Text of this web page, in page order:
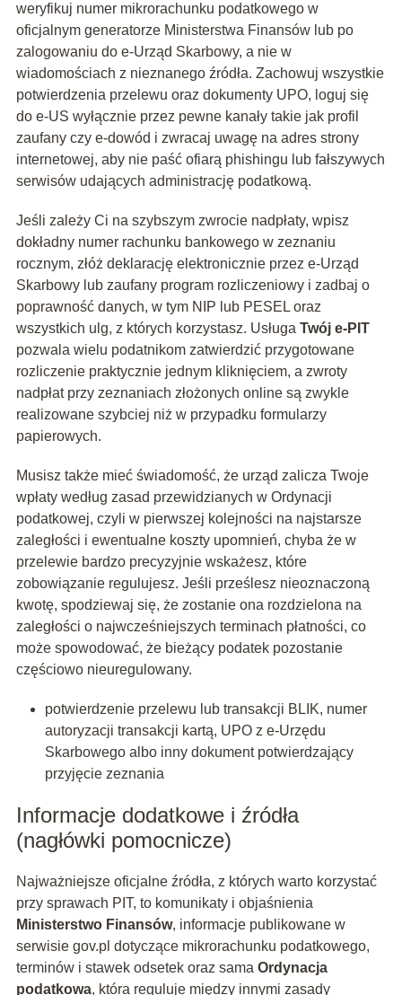
weryfikuj numer mikrorachunku podatkowego w
oficjalnym generatorze Ministerstwa Finansów lub po
zalogowaniu do e-Urząd Skarbowy, a nie w
wiadomościach z nieznanego źródła. Zachowuj wszystkie
potwierdzenia przelewu oraz dokumenty UPO, loguj się
do e-US wyłącznie przez pewne kanały takie jak profil
zaufany czy e-dowód i zwracaj uwagę na adres strony
internetowej, aby nie paść ofiarą phishingu lub fałszywych
serwisów udających administrację podatkową.
Jeśli zależy Ci na szybszym zwrocie nadpłaty, wpisz
dokładny numer rachunku bankowego w zeznaniu
rocznym, złóż deklarację elektronicznie przez e-Urząd
Skarbowy lub zaufany program rozliczeniowy i zadbaj o
poprawność danych, w tym NIP lub PESEL oraz
wszystkich ulg, z których korzystasz. Usługa Twój e-PIT
pozwala wielu podatnikom zatwierdzić przygotowane
rozliczenie praktycznie jednym kliknięciem, a zwroty
nadpłat przy zeznaniach złożonych online są zwykle
realizowane szybciej niż w przypadku formularzy
papierowych.
Musisz także mieć świadomość, że urząd zalicza Twoje
wpłaty według zasad przewidzianych w Ordynacji
podatkowej, czyli w pierwszej kolejności na najstarsze
zaległości i ewentualne koszty upomnień, chyba że w
przelewie bardzo precyzyjnie wskażesz, które
zobowiązanie regulujesz. Jeśli prześlesz nieoznaczoną
kwotę, spodziewaj się, że zostanie ona rozdzielona na
zaległości o najwcześniejszych terminach płatności, co
może spowodować, że bieżący podatek pozostanie
częściowo nieuregulowany.
potwierdzenie przelewu lub transakcji BLIK, numer
autoryzacji transakcji kartą, UPO z e-Urzędu
Skarbowego albo inny dokument potwierdzający
przyjęcie zeznania
Informacje dodatkowe i źródła
(nagłówki pomocnicze)
Najważniejsze oficjalne źródła, z których warto korzystać
przy sprawach PIT, to komunikaty i objaśnienia
Ministerstwo Finansów, informacje publikowane w
serwisie gov.pl dotyczące mikrorachunku podatkowego,
terminów i stawek odsetek oraz sama Ordynacja
podatkowa, która reguluje między innymi zasady